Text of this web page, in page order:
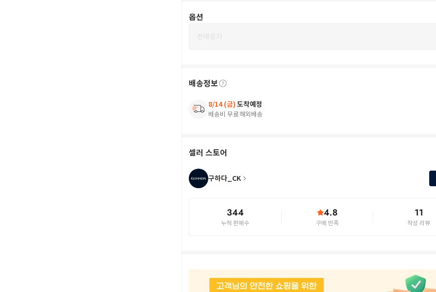
옵션
판매중지
배송정보
8/14 (금) 도착예정
배송비 무료해외배송
셀러 스토어
구하다_CK
344
누적 판매수
4.8
구매 만족
11
작성 리뷰